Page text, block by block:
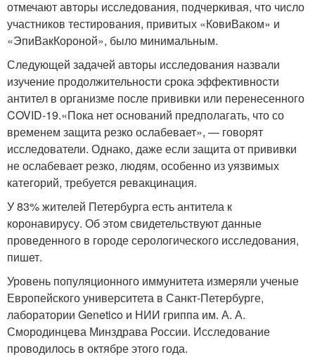
отмечают авторы исследования, подчеркивая, что число
участников тестирования, привитых «КовиВаком» и
«ЭпиВакКороной», было минимальным.
Следующей задачей авторы исследования назвали
изучение продолжительности срока эффективности
антител в организме после прививки или перенесенного
COVID-19.«Пока нет оснований предполагать, что со
временем защита резко ослабевает», — говорят
исследователи. Однако, даже если защита от прививки
не ослабевает резко, людям, особенно из уязвимых
категорий, требуется ревакцинация.
У 83% жителей Петербурга есть антитела к
коронавирусу. Об этом свидетельствуют данные
проведенного в городе серологического исследования,
пишет.
Уровень популяционного иммунитета измеряли ученые
Европейского университета в Санкт-Петербурге,
лаборатории Genetico и НИИ гриппа им. А. А.
Смородинцева Минздрава России. Исследование
проводилось в октябре этого года.